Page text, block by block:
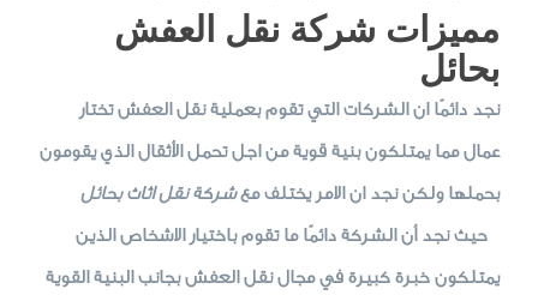
مميزات شركة نقل العفش
بحائل
نجد دائمًا ان الشركات التي تقوم بعملية نقل العفش تختار
عمال مما يمتلكون بنية قوية من اجل تحمل الأثقال الذي يقومون
بحملها ولكن نجد ان الامر يختلف معشركة نقل اثاث بحائل
حيث نجد أن الشركة دائمًا ما تقوم باختيار الاشخاص الذين
يمتلكون خبرة كبيرة في مجال نقل العفش بجانب البنية القوية